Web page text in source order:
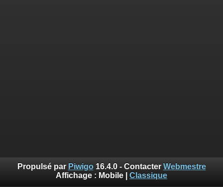
Propulsé par Piwigo16.4.0 - Contacter Webmestre
Affichage : Mobile Classique